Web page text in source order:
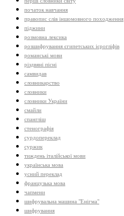
початок навчання
правопис слів іншомовного походження
піджини
розмовна лексика
розшифрування єгипетських ієрогліфів
романські мови
різдвяні пісні
самвидав
словникарство
словники
словники України
смайли
спангліш
стенографія
сурдопереклад
суржик
тиждень італійської мови
українська мова
усний переклад
французька мова
чапмени
шифрувальна машина "Енігма"
шифрування